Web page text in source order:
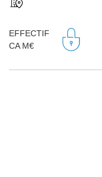
EFFECTIF
CA M€